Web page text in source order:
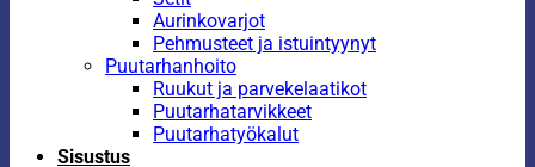
Aurinkovarjot
Pehmusteet ja istuintyynyt
Puutarhanhoito
Ruukut ja parvekelaatikot
Puutarhatarvikkeet
Puutarhatyökalut
Sisustus